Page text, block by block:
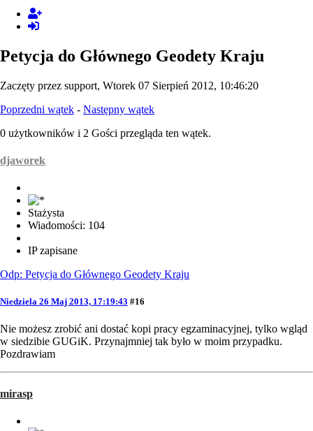
Petycja do Głównego Geodety Kraju
Zaczęty przez support, Wtorek 07 Sierpień 2012, 10:46:20
Poprzedni wątek - Następny wątek
0 użytkowników i 2 Gości przegląda ten wątek.
djaworek
Stażysta
Wiadomości: 104
IP zapisane
Odp: Petycja do Głównego Geodety Kraju
Niedziela 26 Maj 2013, 17:19:43 #16
Nie możesz zrobić ani dostać kopi pracy egzaminacyjnej, tylko wgląd
w siedzibie GUGiK. Przynajmniej tak było w moim przypadku.
Pozdrawiam
mirasp